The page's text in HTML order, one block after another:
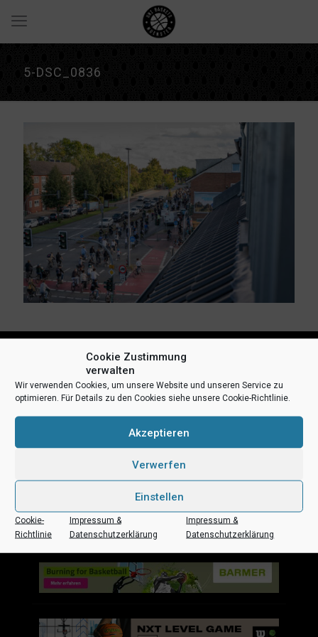
Cookie Zustimmung
verwalten
Wir verwenden Cookies, um unsere Website und unseren Service zu
optimieren. Für Details zu den Cookies siehe unsere Cookie-Richtlinie.
Akzeptieren
Verwerfen
Einstellen
Cookie-
Richtlinie
Impressum &
Datenschutzerklärung
Impressum &
Datenschutzerklärung
5-DSC_0836
Uni Baskets auf Social Media
Impressum Datenschutz Kontakt Sponsoren